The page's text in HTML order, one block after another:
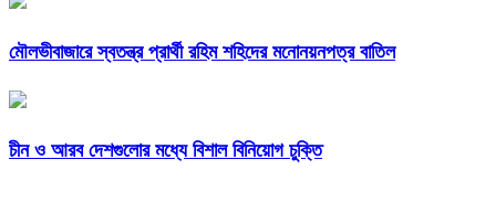
মৌলভীবাজারে স্বতন্ত্র প্রার্থী রহিম শহিদের মনোনয়নপত্র বাতিল
চীন ও আরব দেশগুলোর মধ্যে বিশাল বিনিয়োগ চুক্তি